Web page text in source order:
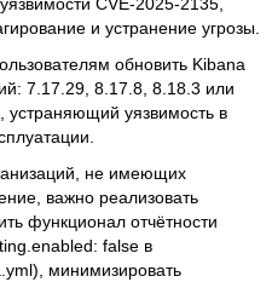
и устранение угрозы.
обновить Kibana
7.17.29, 8.17.8, 8.18.3 или
устраняющий уязвимость в
не имеющих
важно реализовать
функционал отчётности
false в
минимизировать